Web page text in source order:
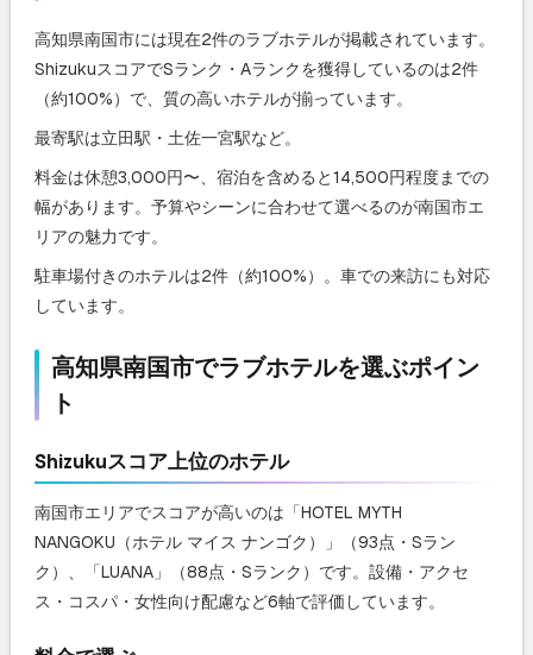
高知県南国市には現在2件のラブホテルが掲載されています。
ShizukuスコアでSランク・Aランクを獲得しているのは2件
（約100%）で、質の高いホテルが揃っています。
最寄駅は立田駅・土佐一宮駅など。
料金は休憩3,000円〜、宿泊を含めると14,500円程度までの
幅があります。予算やシーンに合わせて選べるのが南国市エ
リアの魅力です。
駐車場付きのホテルは2件（約100%）。車での来訪にも対応
しています。
高知県南国市でラブホテルを選ぶポイン
ト
Shizukuスコア上位のホテル
南国市エリアでスコアが高いのは「HOTEL MYTH
NANGOKU（ホテル マイス ナンゴク）」（93点・Sラン
ク）、「LUANA」（88点・Sランク）です。設備・アクセ
ス・コスパ・女性向け配慮など6軸で評価しています。